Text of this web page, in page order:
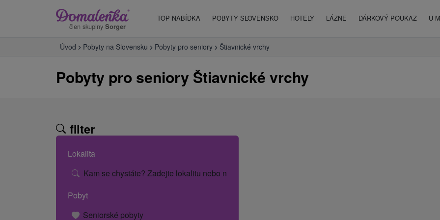
člen skupiny Sorger
TOP NABÍDKA POBYTY SLOVENSKO HOTELY LÁZNĚ DÁRKOVÝ POUKAZ U
Úvod Pobyty na Slovensku Pobyty pro seniory Štiavnické vrchy
Pobyty pro seniory Štiavnické vrchy
filter
Lokalita
Kam se chystáte? Zadejte lokalitu nebo název hotelu.
Pobyt
Seniorské pobyty